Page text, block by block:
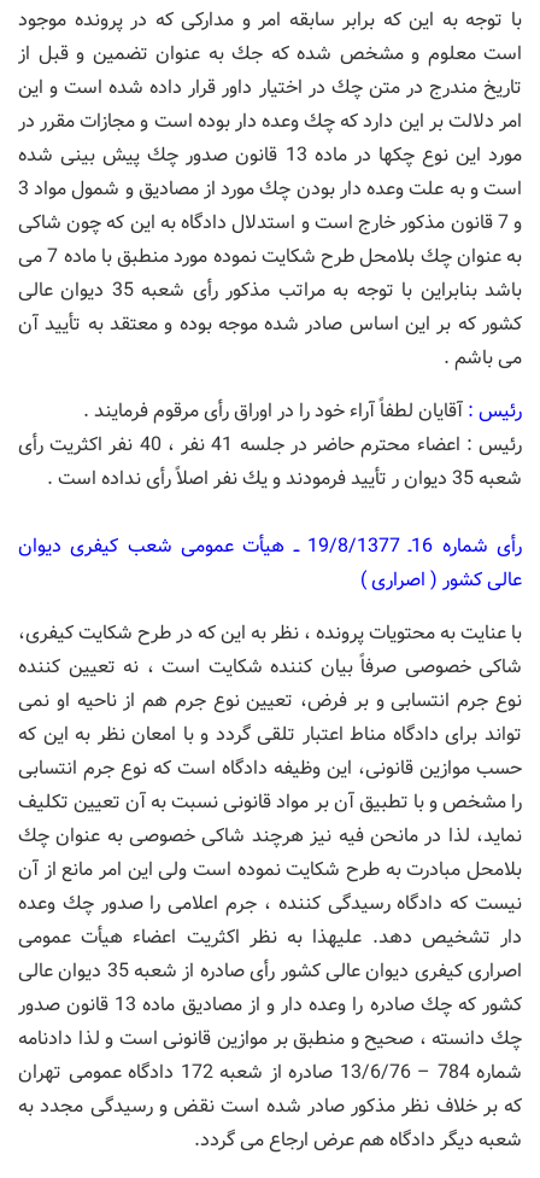
با توجه به این كه برابر سابقه امر و مداركی كه در پرونده موجود
است معلوم و مشخص شده كه جك به عنوان تضمین و قبل از
تاریخ مندرج در متن چك در اختیار داور قرار داده شده است و این
امر دلالت بر این دارد كه چك وعده دار بوده است و مجازات مقرر در
مورد این نوع چكها در ماده 13 قانون صدور چك پیش بینی شده
است و به علت وعده دار بودن چك مورد از مصادیق و شمول مواد 3
و 7 قانون مذكور خارج است و استدلال دادگاه به این كه چون شاكی
به عنوان چك بلامحل طرح شكایت نموده مورد منطبق با ماده 7 می
باشد بنابراین با توجه به مراتب مذكور رأی شعبه 35 دیوان عالی
كشور كه بر این اساس صادر شده موجه بوده و معتقد به تأیید آن
می باشم .
رئیس : آقایان لطفاً آراء خود را در اوراق رأی مرقوم فرمایند .
رئیس : اعضاء محترم حاضر در جلسه 41 نفر ، 40 نفر اكثریت رأی
شعبه 35 دیوان ر تأیید فرمودند و یك نفر اصلاً رأی نداده است .
رأی شماره 16ـ 19/8/1377 ــ هیأت عمومی شعب كیفری دیوان
عالی كشور ( اصراری )
با عنایت به محتویات پرونده ، نظر به این كه در طرح شكایت كیفری،
شاكی خصوصی صرفاً بیان كننده شكایت است ، نه تعیین كننده
نوع جرم انتسابی و بر فرض، تعیین نوع جرم هم از ناحیه او نمی
تواند برای دادگاه مناط اعتبار تلقی گردد و با امعان نظر به این كه
حسب موازین قانونی، این وظیفه دادگاه است كه نوع جرم انتسابی
را مشخص و با تطبیق آن بر مواد قانونی نسبت به آن تعیین تكلیف
نماید، لذا در مانحن فیه نیز هرچند شاكی خصوصی به عنوان چك
بلامحل مبادرت به طرح شكایت نموده است ولی این امر مانع از آن
نیست كه دادگاه رسیدگی كننده ، جرم اعلامی را صدور چك وعده
دار تشخیص دهد. علیهذا به نظر اكثریت اعضاء هیأت عمومی
اصراری كیفری دیوان عالی كشور رأی صادره از شعبه 35 دیوان عالی
كشور كه چك صادره را وعده دار و از مصادیق ماده 13 قانون صدور
چك دانسته ، صحیح و منطبق بر موازین قانونی است و لذا دادنامه
شماره 784 – 13/6/76 صادره از شعبه 172 دادگاه عمومی تهران
كه بر خلاف نظر مذكور صادر شده است نقض و رسیدگی مجدد به
شعبه دیگر دادگاه هم عرض ارجاع می گردد.